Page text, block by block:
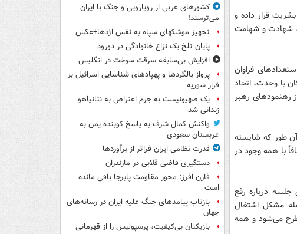
قرار داده و
شهادت و شهامت
فراوان
با وحدت، اتحاد
رهنمودهای رهبر
آن طور که شایسته
با همه وجود در
جلسه درباره رفع
مشکل اشتغال
می‌شود و همه
کشورهای عربی از رویارویی و جنگ با ایران
می‌ترسند!
تجهیز موشکهای سپاه به نفس اژدها+عکس
پایان تلخ یک نزاع خانوادگی در دورود
افزایش بی‌سابقه سرقت سوخت در انگلیس
پرواز بالگردها و پهپادهای شناسایی اسرائیل بر
فراز سوریه
یک صهیونیست به جرم اعتراض به نتانیاهو
زندانی شد
واکنش کمال شرف به پاسخ کوبنده یمن به
عربستان سعودی
قدرت نظامی ایران فراتر از برآوردها
دستگیری قاضی قلابی در مازندران
فارن افرز: محور مقاومت پابرجا باقی مانده
است
بازتاب پیامدهای جنگ علیه ایران در رسانه‌های
جهان
بازیکنان بی‌کیفیت، پرسپولیس را از قهرمانی